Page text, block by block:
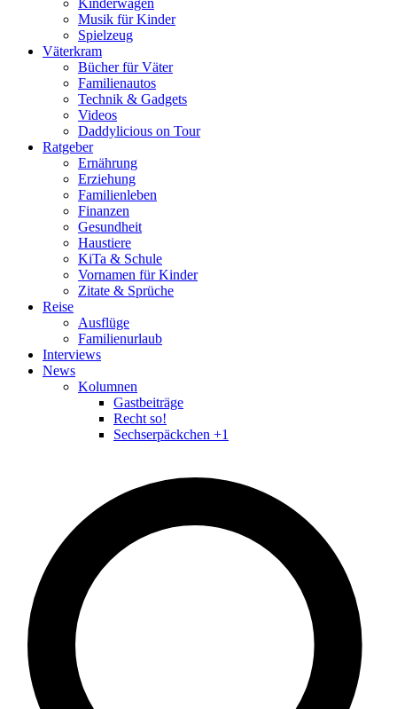
Kinderwagen
Musik für Kinder
Spielzeug
Väterkram
Bücher für Väter
Familienautos
Technik & Gadgets
Videos
Daddylicious on Tour
Ratgeber
Ernährung
Erziehung
Familienleben
Finanzen
Gesundheit
Haustiere
KiTa & Schule
Vornamen für Kinder
Zitate & Sprüche
Reise
Ausflüge
Familienurlaub
Interviews
News
Kolumnen
Gastbeiträge
Recht so!
Sechserpäckchen +1